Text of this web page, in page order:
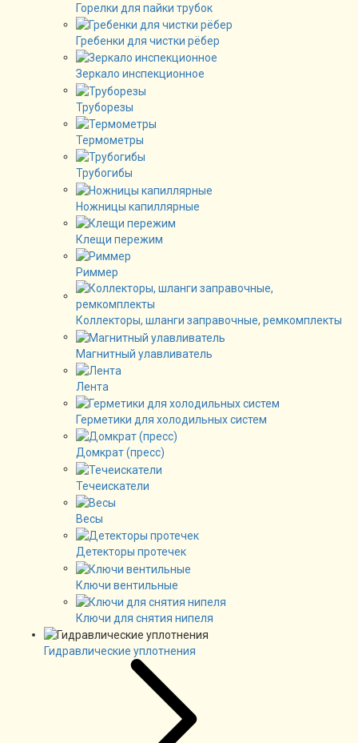
Горелки для пайки трубок
Гребенки для чистки рёбер
Зеркало инспекционное
Труборезы
Термометры
Трубогибы
Ножницы капиллярные
Клещи пережим
Риммер
Коллекторы, шланги заправочные, ремкомплекты
Магнитный улавливатель
Лента
Герметики для холодильных систем
Домкрат (пресс)
Течеискатели
Весы
Детекторы протечек
Ключи вентильные
Ключи для снятия нипеля
Гидравлические уплотнения